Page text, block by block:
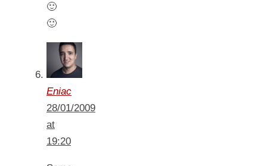
🙂
🙂
Eniac
28/01/2009
at
19:20